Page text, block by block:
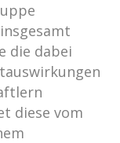
die dabei
diese vom